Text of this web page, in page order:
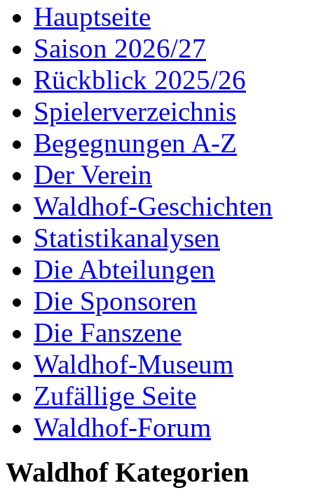
Hauptseite
Saison 2026/27
Rückblick 2025/26
Spielerverzeichnis
Begegnungen A-Z
Der Verein
Waldhof-Geschichten
Statistikanalysen
Die Abteilungen
Die Sponsoren
Die Fanszene
Waldhof-Museum
Zufällige Seite
Waldhof-Forum
Waldhof Kategorien